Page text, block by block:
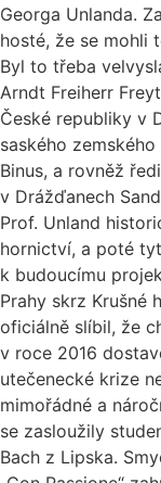
Georga Unlanda.
hosté, že se mohli
Byl to třeba
Arndt Freiherr
České republiky v
saského
Binus, a rovněž
v Drážďanech
Prof. Unland
hornictví, a poté
k budoucímu
Prahy skrz Krušné
oficiálně slíbil, že
v roce 2016
utečenecké krize
mimořádné a
se zasloužily
Bach z Lipska.